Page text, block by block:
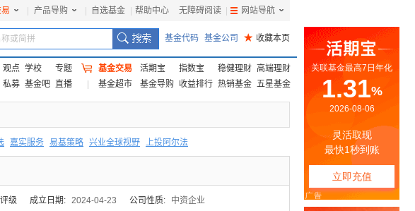
产品导购 自选基金 帮助中心 无障碍阅读 网站导航
或简拼 基金代码 基金公司 ★ 收藏本页
观点 学校
专题
私募 基金吧 直播
基金交易 活期宝 指数宝 稳健理财 高端理财
基金超市
基金导购 收益排行 热销基金 五星基金
嘉实服务 易基策略 兴业全球视野 上投阿尔法
级 成立日期: 2024-04-23 公司性质: 中资企业